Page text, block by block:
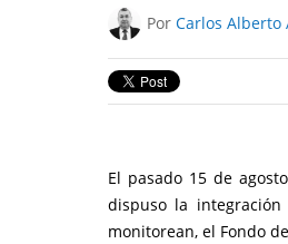
Por Carlos Alberto
El pasado 15 de
dispuso la
monitorean, el Fondo